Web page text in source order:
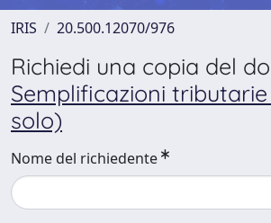
IRIS 20.500.12070/976
Richiedi una copia del
Semplificazioni
solo)
Nome del richiedente